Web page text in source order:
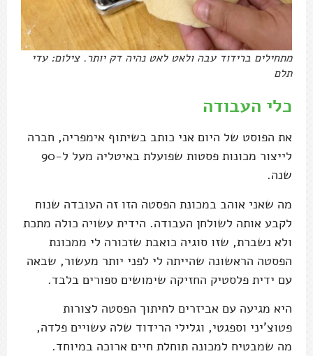
מתחילים ברידוד עבה ולאט לאט נהיה דק יותר. צילום: עדי
תלם
כלי העבודה
את הפוסט של היום אני כותב בשיתוף אימפריה, חברה
לייצור מכונות פסטות שפועלת באיטליה מעל ל-90
שנה.
מה שאני אוהב במכונת הפסטה הזו זה העובדה שנוח
לקבע אותה לשולחן העבודה. הידית עשויה כולה מתכת
ולא נשברת, שזו סוגיה כואבת שזכורה לי ממכונת
הפסטה הראשונה שהייתה לי לפני יותר מעשור, שבאה
עם ידית פלסטיק החזיקה שימושים ספורים בלבד.
היא מגיעה עם אביזרים לחיתוך הפסטה לצורות
פטוצ'יני וספגטי, וגלילי הרידוד שלה עשויים פלדה,
מה שמבטיח למכונה תוחלת חיים ארוכה במיוחד.